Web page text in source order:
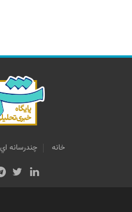
خانه چندرسانه اي